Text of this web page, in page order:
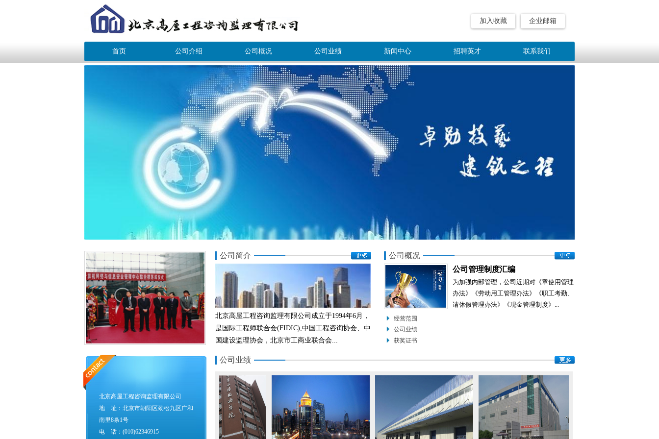
首页 公司介绍 公司概况 公司业绩 新闻中心 招聘英才 联系我们
加入收藏 企业邮箱
企业邮箱
公司简介
公司概况
公司管理制度汇编
为加强内部管理，公司近期对《章使用管理
办法》《劳动用工管理办法》《职工考勤、
请休假管理办法》《现金管理制度》...
北京高屋工程咨询监理有限公司成立于1994年6月，
是国际工程师联合会(FIDIC),中国工程咨询协会、中
国建设监理协会，北京市工商业联合会...
经营范围
公司业绩
获奖证书
北京高屋工程咨询监理有限公司
地 址：北京市朝阳区劲松九区广和
南里8条1号
电 话：(010)62346915
公司业绩